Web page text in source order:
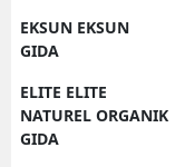
EKSUN EKSUN
GIDA
ELITE ELITE
NATUREL ORGANIK
GIDA